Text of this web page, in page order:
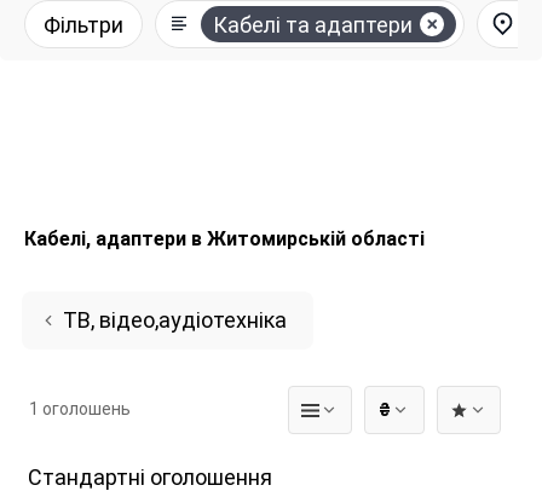
Фільтри Кабелі та адаптери
Кабелі, адаптери в Житомирській області
ТВ, відео,аудіотехніка
₴
1 оголошень
Стандартні оголошення